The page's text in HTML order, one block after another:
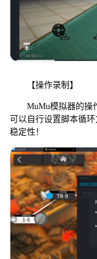
【操作录制】
MuMu模拟器的操作
可以自行设置脚本循
稳定性！